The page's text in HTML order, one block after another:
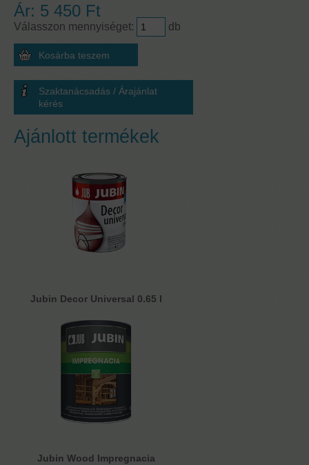
Ár: 5 450 Ft
Válasszon mennyiséget: db
Szaktanácsadás / Árajánlat
kérés
Ajánlott termékek
Jubin Decor Universal 0.65 l
Jubin Wood Impregnacia